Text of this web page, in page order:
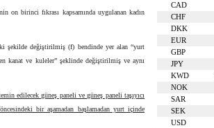
on birinci fıkrası kapsamında uygulanan kadın
şekilde değiştirilmiş (f) bendinde yer alan “yurt
kanat ve kuleler” şeklinde değiştirilmiş ve aynı
edilecek güneş paneli ve güneş paneli taşıyıcı
bir aşamadan başlamadan yurt içinde
CAD
CHF
DKK
EUR
GBP
JPY
KWD
NOK
SAR
SEK
USD